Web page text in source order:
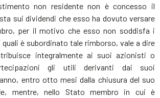
non residente non è concesso il
sui dividendi che esso ha dovuto versare
per il motivo che esso non soddisfa i
è subordinato tale rimborso, vale a dire
integralmente ai suoi azionisti o
gli utili derivanti dai suoi
entro otto mesi dalla chiusura del suo
mentre, nello Stato membro in cui è